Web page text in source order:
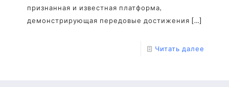
признанная и известная платформа,
демонстрирующая передовые достижения […]
Читать далее